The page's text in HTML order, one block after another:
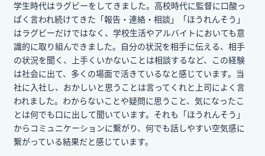
学生時代はラグビーをしてきました。高校時代に監督に口酸っ
ぱく言われ続けてきた「報告・連絡・相談」「ほうれんそう」
はラグビーだけではなく、学校生活やアルバイトにおいても意
識的に取り組んできました。自分の状況を相手に伝える、相手
の状況を聞く、上手くいかないことは相談するなど、この経験
は社会に出て、多くの場面で活きているなと感じています。当
社に入社し、おかしいと思うことは言ってくれと上司によく言
われました。わからないことや疑問に思うこと、気になったこ
とは何でも口に出して聞いています。それも「ほうれんそう」
からコミュニケーションに繋がり、何でも話しやすい空気感に
繋がっている結果だと感じています。